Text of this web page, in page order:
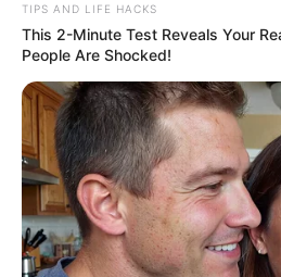
TIPS AND LIFE HACKS
This 2-Minute Test Reveals Your
People Are Shocked!